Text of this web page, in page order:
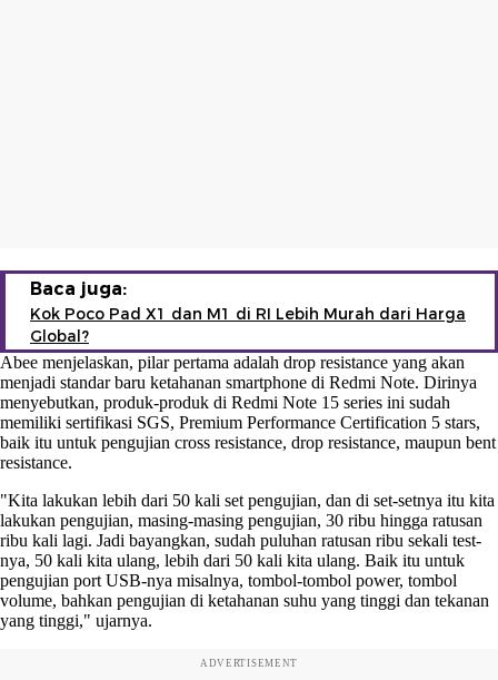
Baca juga:
Kok Poco Pad X1 dan M1 di RI Lebih Murah dari Harga
Global?
Abee menjelaskan, pilar pertama adalah drop resistance yang akan
menjadi standar baru ketahanan smartphone di Redmi Note. Dirinya
menyebutkan, produk-produk di Redmi Note 15 series ini sudah
memiliki sertifikasi SGS, Premium Performance Certification 5 stars,
baik itu untuk pengujian cross resistance, drop resistance, maupun bent
resistance.
"Kita lakukan lebih dari 50 kali set pengujian, dan di set-setnya itu kita
lakukan pengujian, masing-masing pengujian, 30 ribu hingga ratusan
ribu kali lagi. Jadi bayangkan, sudah puluhan ratusan ribu sekali test-
nya, 50 kali kita ulang, lebih dari 50 kali kita ulang. Baik itu untuk
pengujian port USB-nya misalnya, tombol-tombol power, tombol
volume, bahkan pengujian di ketahanan suhu yang tinggi dan tekanan
yang tinggi," ujarnya.
ADVERTISEMENT